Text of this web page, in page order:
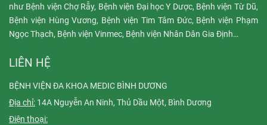
như Bệnh viện Chợ Rẫy, Bệnh viện Đại học Y Dược, Bệnh viện Từ Dũ,
Bệnh viện Hùng Vương, Bệnh viện Tim Tâm Đức, Bệnh viện Phạm
Ngọc Thạch, Bệnh viện Vinmec, Bệnh viện Nhân Dân Gia Định…
LIÊN HỆ
BỆNH VIỆN ĐA KHOA MEDIC BÌNH DƯƠNG
Địa chỉ: 14A Nguyễn An Ninh, Thủ Dầu Một, Bình Dương
Điện thoại: